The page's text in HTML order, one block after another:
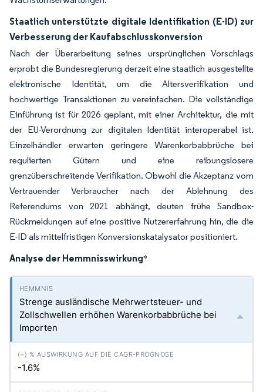
Staatlich unterstützte digitale Identifikation (E-ID) zur
Verbesserung der Kaufabschlusskonversion
Nach der Überarbeitung seines ursprünglichen Vorschlags
erprobt die Bundesregierung derzeit eine staatlich ausgestellte
elektronische Identität, um die Altersverifikation und
hochwertige Transaktionen zu vereinfachen. Die vollständige
Einführung ist für 2026 geplant, mit einer Architektur, die mit
der EU-Verordnung zur digitalen Identität interoperabel ist.
Einzelhändler erwarten geringere Warenkorbabbrüche bei
regulierten Gütern und eine reibungslosere
grenzüberschreitende Verifikation. Obwohl die Akzeptanz vom
Vertrauender Verbraucher nach der Ablehnung des
Referendums von 2021 abhängt, deuten frühe Sandbox-
Rückmeldungen auf eine positive Nutzererfahrung hin, die die
E-ID als mittelfristigen Konversionskatalysator positioniert.
Analyse der Hemmnisswirkung*
Strenge ausländische Mehrwertsteuer- und
Zollschwellen erhöhen Warenkorbabbrüche bei
Importen
-1.6%